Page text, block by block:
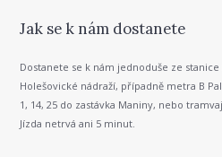
Jak se k nám dostanete
Dostanete se k nám jednoduše ze
Holešovické nádraží, případně metra B
1, 14, 25 do zastávka Maniny, nebo
Jízda netrvá ani 5 minut.